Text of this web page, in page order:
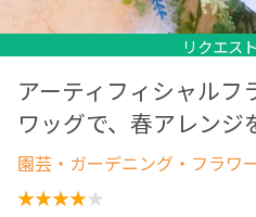
リクエス
リクエス
アーティフィシャルフ
ワッグで、春アレンジ
園芸・ガーデニング・フラワ